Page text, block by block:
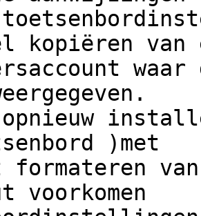
kopiëren van
)met
formateren
voorkomen